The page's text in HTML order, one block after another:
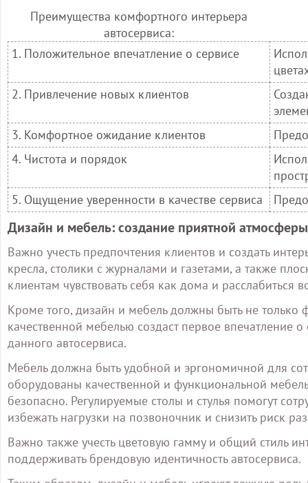
Преимущества комфортного интерьера
автосервиса:
1. Положительное впечатление о сервисе
2. Привлечение новых клиентов
3. Комфортное ожидание клиентов
4. Чистота и порядок
5. Ощущение уверенности в качестве сервиса
Дизайн и мебель: создание приятной атмосферы
Важно учесть предпочтения клиентов и создать
кресла, столики с журналами и газетами, а также
клиентам чувствовать себя как дома и расслабиться
Кроме того, дизайн и мебель должны быть не
качественной мебелью создаст первое впечатление
данного автосервиса.
Мебель должна быть удобной и эргономичной для
оборудованы качественной и функциональной
безопасно. Регулируемые столы и стулья помогут
избежать нагрузки на позвоночник и снизить риск
Важно также учесть цветовую гамму и общий стиль
поддерживать брендовую идентичность автосервиса.